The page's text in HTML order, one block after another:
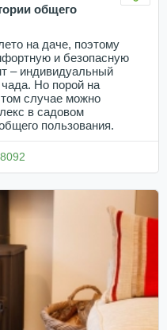
общего
на даче, поэтому
и безопасную
– индивидуальный
Но порой на
случае можно
в садовом
пользования.
8092